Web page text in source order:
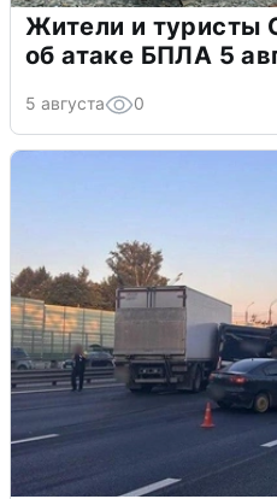
Жители и туристы
об атаке БПЛА 5
5 августа 0